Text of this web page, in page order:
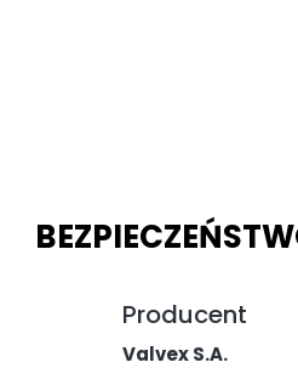
Producent
Valvex S.A.